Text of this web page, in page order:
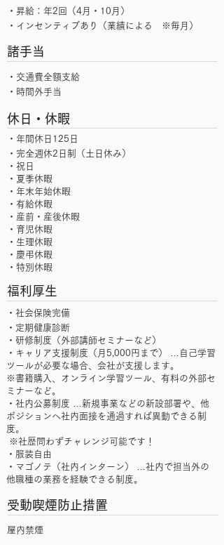
・昇給：年2回（4月・10月）
・インセンティブあり（業績による ※毎月）
諸手当
・交通費全額支給
・時間外手当
休日・休暇
・年間休日125日
・完全週休2日制（土日休み）
・祝日
・夏季休暇
・年末年始休暇
・有給休暇
・産前・産後休暇
・育児休暇
・生理休暇
・慶弔休暇
・特別休暇
福利厚生
・社会保険完備
・定期健康診断
・研修制度（外部講師セミナーなど）
・キャリア支援制度（月5,000円まで） …自己学習
ツールが必要な場合、会社が支援します。
※書籍購入、オンライン学習ツール、有料の外部セ
ミナーなど。
・社内公募制度 …新規事業などの新設部署や、他
ポジションへ社内面接を通過すれば異動できる制
度。
※社歴問わずチャレンジ可能です！
・服装自由
・マゴノテ（社内インターン） …社内で担当外の
他職種の業務を経験できる制度。
受動喫煙防止措置
​屋内禁煙